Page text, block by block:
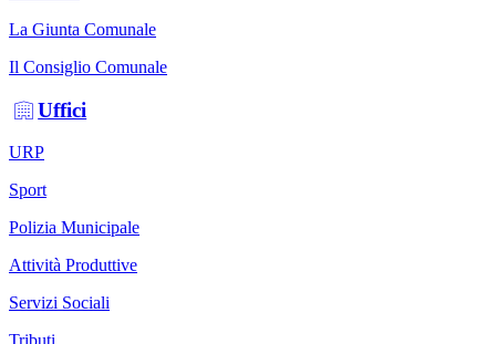
La Giunta Comunale
Il Consiglio Comunale
Uffici
URP
Sport
Polizia Municipale
Attività Produttive
Servizi Sociali